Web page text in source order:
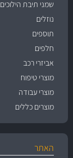
שמני תיבת הילוכים
נוזלים
תוספים
חלפים
אביזרי רכב
מוצרי טיפוח
מוצרי עבודה
מוצרים כללים
האתר